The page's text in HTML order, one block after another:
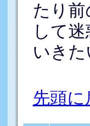
たり
して
いきた
先頭に